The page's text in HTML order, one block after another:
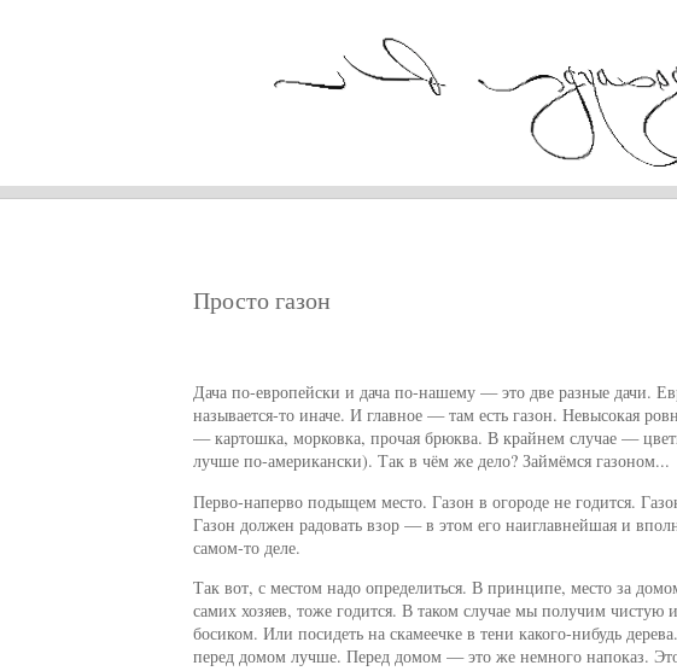
Просто газон
Дача по-европейски и дача по-нашему — это две разные дачи.
называется-то иначе. И главное — там есть газон. Невысокая
— картошка, морковка, прочая брюква. В крайнем случае —
лучше по-американски). Так в чём же дело? Займёмся газоном...
Перво-наперво подыщем место. Газон в огороде не годится.
Газон должен радовать взор — в этом его наиглавнейшая и
самом-то деле.
Так вот, с местом надо определиться. В принципе, место за
самих хозяев, тоже годится. В таком случае мы получим чистую
босиком. Или посидеть на скамеечке в тени какого-нибудь
перед домом лучше. Перед домом — это же немного напоказ. Это